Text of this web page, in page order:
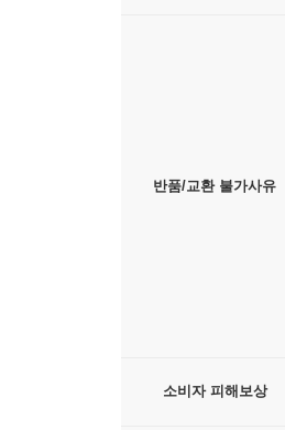
반품/교환 불가사유
소비자 피해보상